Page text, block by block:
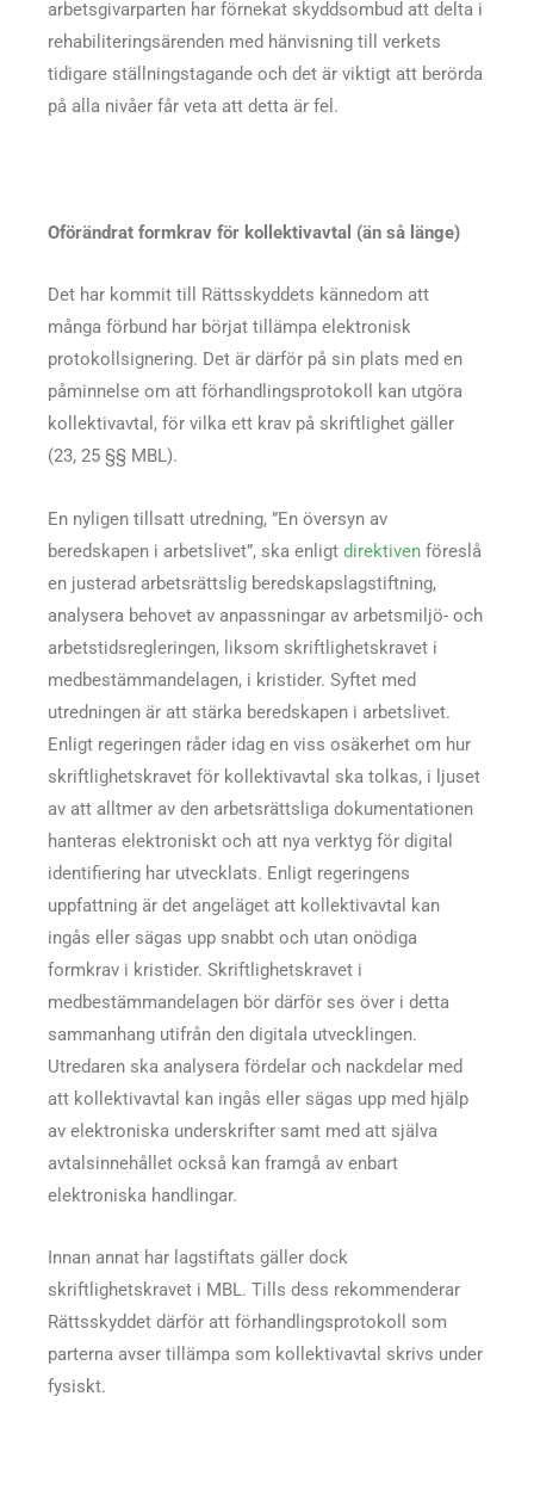
arbetsgivarparten har förnekat skyddsombud att delta i
rehabiliteringsärenden med hänvisning till verkets
tidigare ställningstagande och det är viktigt att berörda
på alla nivåer får veta att detta är fel.
Oförändrat formkrav för kollektivavtal (än så länge)
Det har kommit till Rättsskyddets kännedom att
många förbund har börjat tillämpa elektronisk
protokollsignering. Det är därför på sin plats med en
påminnelse om att förhandlingsprotokoll kan utgöra
kollektivavtal, för vilka ett krav på skriftlighet gäller
(23, 25 §§ MBL).
En nyligen tillsatt utredning, ”En översyn av
beredskapen i arbetslivet”, ska enligt direktiven föreslå
en justerad arbetsrättslig beredskapslagstiftning,
analysera behovet av anpassningar av arbetsmiljö- och
arbetstidsregleringen, liksom skriftlighetskravet i
medbestämmandelagen, i kristider. Syftet med
utredningen är att stärka beredskapen i arbetslivet.
Enligt regeringen råder idag en viss osäkerhet om hur
skriftlighetskravet för kollektivavtal ska tolkas, i ljuset
av att alltmer av den arbetsrättsliga dokumentationen
hanteras elektroniskt och att nya verktyg för digital
identifiering har utvecklats. Enligt regeringens
uppfattning är det angeläget att kollektivavtal kan
ingås eller sägas upp snabbt och utan onödiga
formkrav i kristider. Skriftlighetskravet i
medbestämmandelagen bör därför ses över i detta
sammanhang utifrån den digitala utvecklingen.
Utredaren ska analysera fördelar och nackdelar med
att kollektivavtal kan ingås eller sägas upp med hjälp
av elektroniska underskrifter samt med att själva
avtalsinnehållet också kan framgå av enbart
elektroniska handlingar.
Innan annat har lagstiftats gäller dock
skriftlighetskravet i MBL. Tills dess rekommenderar
Rättsskyddet därför att förhandlingsprotokoll som
parterna avser tillämpa som kollektivavtal skrivs under
fysiskt.